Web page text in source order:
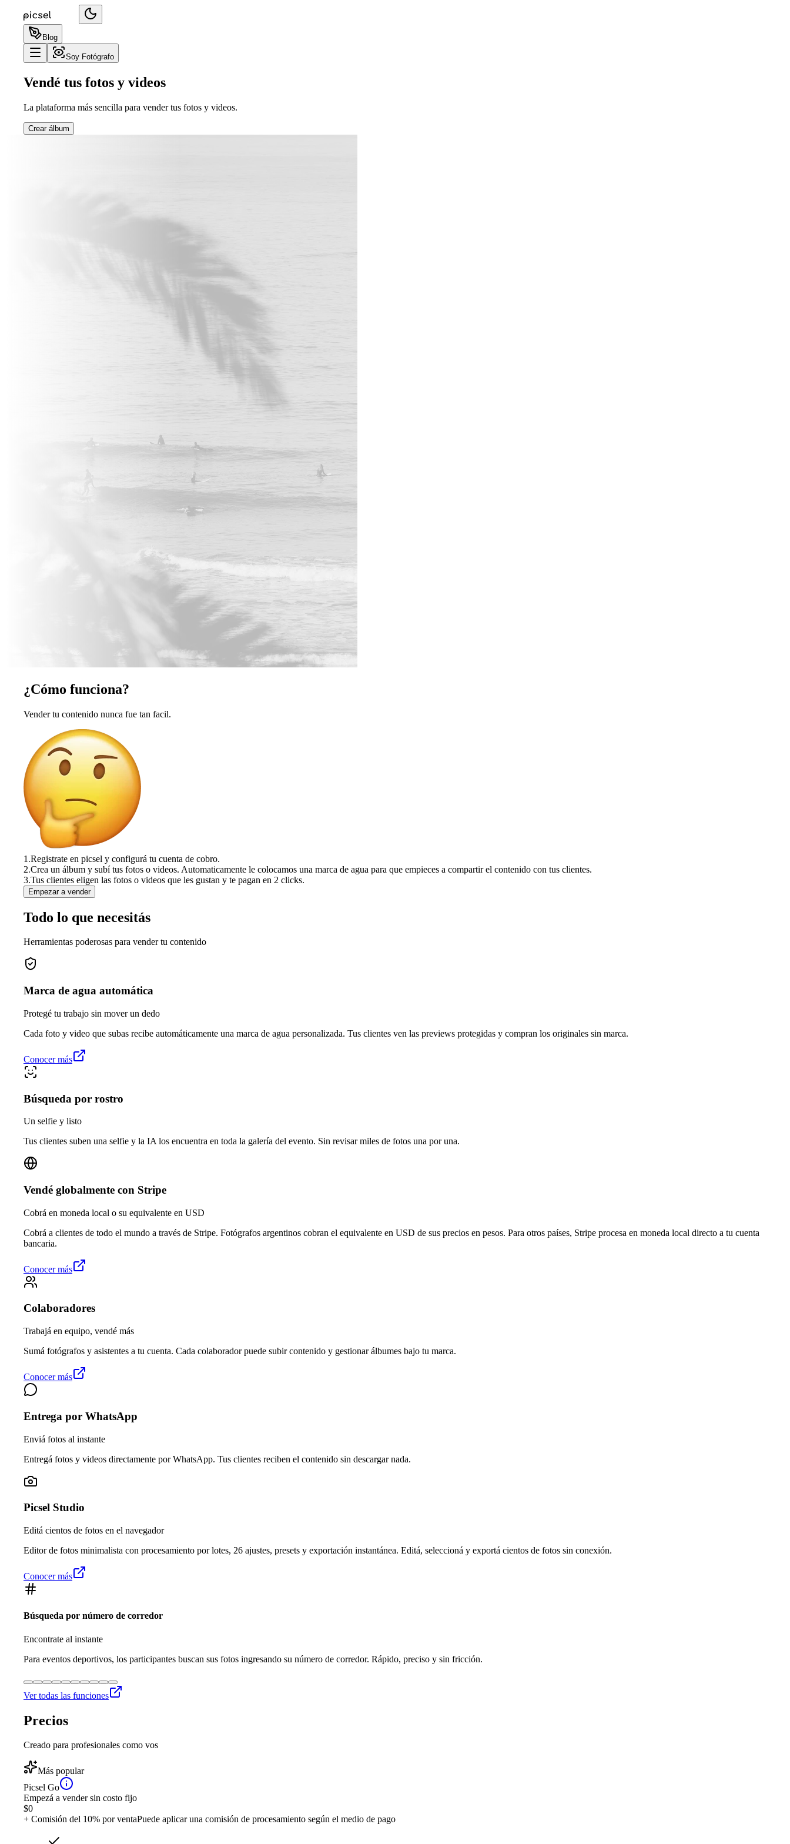
Blog
Soy Fotógrafo
Vendé tus fotos y videos
La plataforma más sencilla para vender tus fotos y videos.
Crear álbum
¿Cómo funciona?
Vender tu contenido nunca fue tan facil.
1.Registrate en picsel y configurá tu cuenta de cobro.
2.Crea un álbum y subí tus fotos o videos. Automaticamente le colocamos una marca de agua para que empieces a compartir el contenido con tus clientes.
3.Tus clientes eligen las fotos o videos que les gustan y te pagan en 2 clicks.
Empezar a vender
Todo lo que necesitás
Herramientas poderosas para vender tu contenido
Marca de agua automática
Protegé tu trabajo sin mover un dedo
Cada foto y video que subas recibe automáticamente una marca de agua personalizada. Tus clientes ven las previews protegidas y compran los originales sin marca.
Conocer más
Búsqueda por rostro
Un selfie y listo
Tus clientes suben una selfie y la IA los encuentra en toda la galería del evento. Sin revisar miles de fotos una por una.
Vendé globalmente con Stripe
Cobrá en moneda local o su equivalente en USD
Cobrá a clientes de todo el mundo a través de Stripe. Fotógrafos argentinos cobran el equivalente en USD de sus precios en pesos. Para otros países, Stripe procesa en moneda local directo a tu cuenta
bancaria.
Conocer más
Colaboradores
Trabajá en equipo, vendé más
Sumá fotógrafos y asistentes a tu cuenta. Cada colaborador puede subir contenido y gestionar álbumes bajo tu marca.
Conocer más
Entrega por WhatsApp
Enviá fotos al instante
Entregá fotos y videos directamente por WhatsApp. Tus clientes reciben el contenido sin descargar nada.
Picsel Studio
Editá cientos de fotos en el navegador
Editor de fotos minimalista con procesamiento por lotes, 26 ajustes, presets y exportación instantánea. Editá, seleccioná y exportá cientos de fotos sin conexión.
Conocer más
Búsqueda por número de corredor
Encontrate al instante
Para eventos deportivos, los participantes buscan sus fotos ingresando su número de corredor. Rápido, preciso y sin fricción.
Ver todas las funciones
Precios
Creado para profesionales como vos
Más popular
Picsel Go
Empezá a vender sin costo fijo
$0
+ Comisión del 10% por ventaPuede aplicar una comisión de procesamiento según el medio de pago